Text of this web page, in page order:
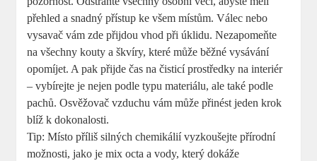
přehled a snadný přístup ke všem místům.⁢ Válec nebo⁢
vysavač vám zde přijdou vhod při úklidu.⁣ Nezapomeňte
na všechny kouty a⁤ škvíry, které může‌ běžné vysávání
opomíjet. A pak přijde čas na čisticí prostředky na interiér
– ⁢vybírejte je⁢ nejen podle typu materiálu, ale také podle⁢
pachů. Osvěžovač vzduchu vám může přinést ⁢jeden krok‍
blíž k dokonalosti.
Tip: Místo ‌příliš silných chemikálií vyzkoušejte⁣ přírodní
možnosti, jako je mix octa ‍a vody, který dokáže